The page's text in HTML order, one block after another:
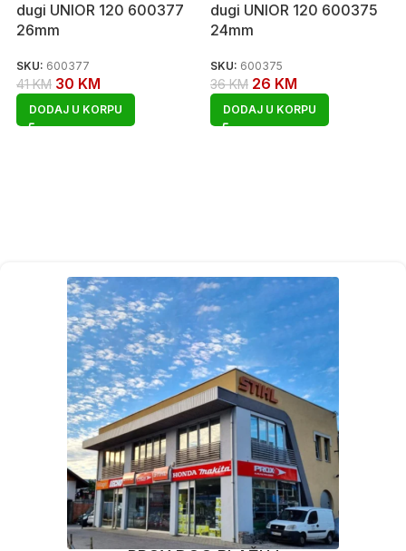
dugi UNIOR 120 600377
26mm
SKU: 600377
41KM 30 KM
DODAJ U KORPU
dugi UNIOR 120 600375
24mm
SKU: 600375
36KM 26 KM
DODAJ U KORPU